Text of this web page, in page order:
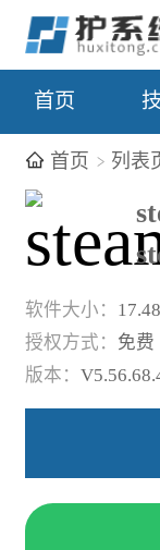
首页
首页 列表
软件大小：
授权方式： 免费
版本：